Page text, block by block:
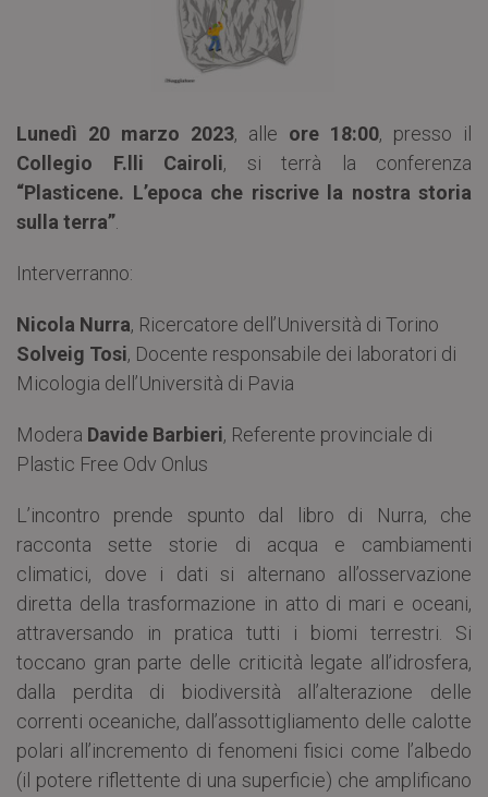
Lunedì 20 marzo 2023, alle ore 18:00, presso il
Collegio F.lli Cairoli, si terrà la conferenza
“Plasticene. L’epoca che riscrive la nostra storia
sulla terra”
Interverranno:
Nicola Nurra, Ricercatore dell’Università di Torino
Solveig Tosi, Docente responsabile dei laboratori di
Micologia dell’Università di Pavia
Modera Davide Barbieri, Referente provinciale di
Plastic Free Odv Onlus
L’incontro prende spunto dal libro di Nurra, che
racconta sette storie di acqua e cambiamenti
climatici, dove i dati si alternano all’osservazione
diretta della trasformazione in atto di mari e oceani,
attraversando in pratica tutti i biomi terrestri. Si
toccano gran parte delle criticità legate all’idrosfera,
dalla perdita di biodiversità all’alterazione delle
correnti oceaniche, dall’assottigliamento delle calotte
polari all’incremento di fenomeni fisici come l’albedo
(il potere riflettente di una superficie) che amplificano